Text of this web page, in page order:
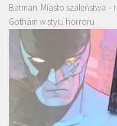
Batman. Miasto szaleństwa –
Gotham w stylu horroru